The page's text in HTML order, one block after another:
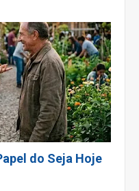
do Seja Hoje